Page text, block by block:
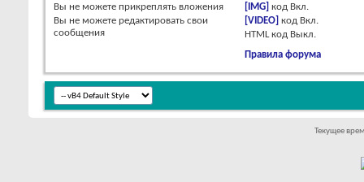
Вы не можете прикреплять вложения
Вы не можете редактировать свои
сообщения
[IMG] код Вкл.
[VIDEO] код Вкл.
HTML код Выкл.
Правила форума
Текущее